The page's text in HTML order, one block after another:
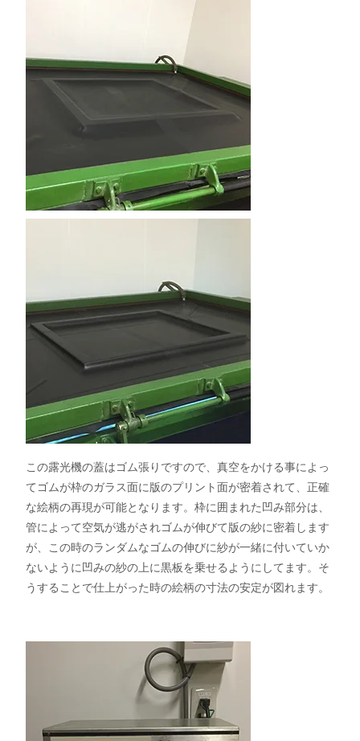
この露光機の蓋はゴム張りですので、真空をかける事によっ
てゴムが枠のガラス面に版のプリント面が密着されて、正確
な絵柄の再現が可能となります。枠に囲まれた凹み部分は、
管によって空気が逃がされゴムが伸びて版の紗に密着します
が、この時のランダムなゴムの伸びに紗が一緒に付いていか
ないように凹みの紗の上に黒板を乗せるようにしてます。そ
うすることで仕上がった時の絵柄の寸法の安定が図れます。